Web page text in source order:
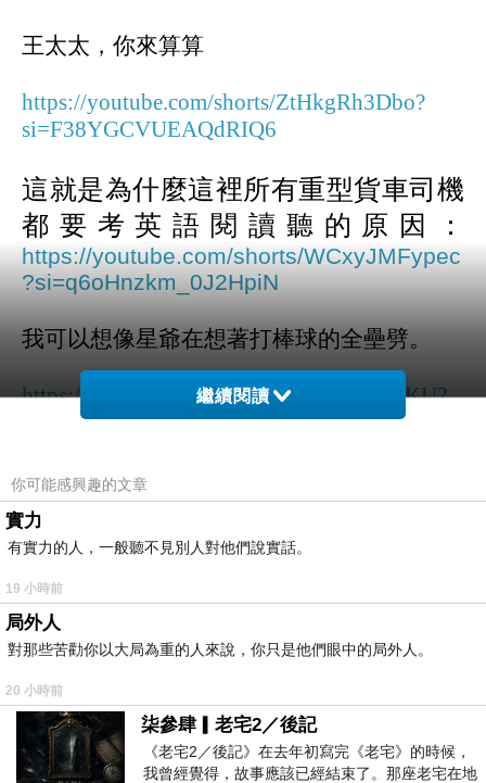
王太太，你來算算
https://youtube.com/shorts/ZtHkgRh3Dbo?
si=F38YGCVUEAQdRIQ6
這就是為什麼這裡所有重型貨車司機
都要考英語閱讀聽的原因：
https://youtube.com/shorts/WCxyJMFypec
?si=q6oHnzkm_0J2HpiN
我可以想像星爺在想著打棒球的全壘劈。
https://youtube.com/shorts/OFkHhWLhnKU?
si=689eDxaFjzungp0D
咁多口水。講兩聲擺低刀。唔聽？即刻電槍
伺候。最低限度的客服方式。
說。十四當家余魚同？
https://youtube.com/shorts/KwL1TS0B6FA?
si=bS764udBX2bHk8RS
月亮代表我的針
繼續閱讀
你可能感興趣的文章
實力
有實力的人，一般聽不見別人對他們說實話。
19 小時前
局外人
對那些苦勸你以大局為重的人來說，你只是他們眼中的局外人。
20 小時前
柒參肆▎老宅2／後記
《老宅2／後記》在去年初寫完《老宅》的時候，
我曾經覺得，故事應該已經結束了。那座老宅在地